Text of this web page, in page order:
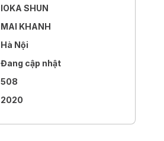
IOKA SHUN
MAI KHANH
Hà Nội
Đang cập nhật
508
2020